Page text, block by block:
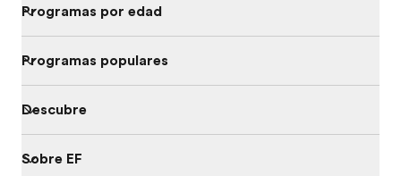
Programas por edad
Programas populares
Descubre
Sobre EF